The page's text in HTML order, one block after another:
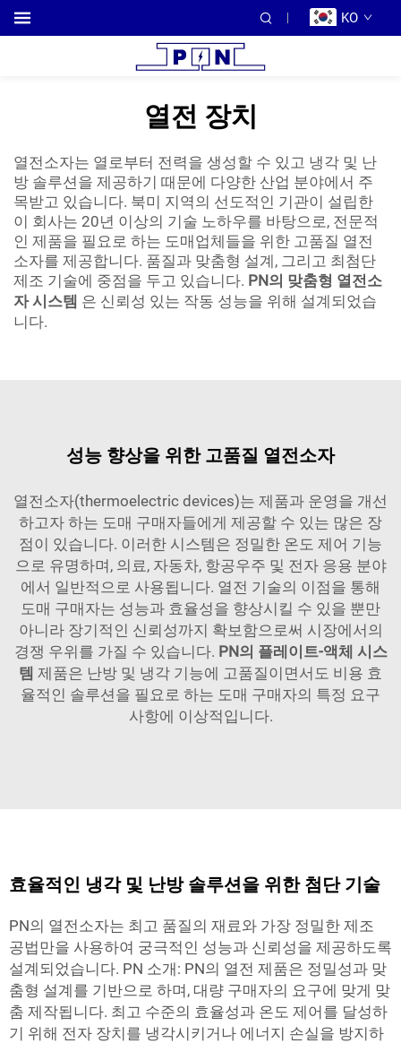
KO
열전 장치
열전소자는 열로부터 전력을 생성할 수 있고 냉각 및 난
방 솔루션을 제공하기 때문에 다양한 산업 분야에서 주
목받고 있습니다. 북미 지역의 선도적인 기관이 설립한
이 회사는 20년 이상의 기술 노하우를 바탕으로, 전문적
인 제품을 필요로 하는 도매업체들을 위한 고품질 열전
소자를 제공합니다. 품질과 맞춤형 설계, 그리고 최첨단
제조 기술에 중점을 두고 있습니다. PN의 맞춤형 열전소
자 시스템 은 신뢰성 있는 작동 성능을 위해 설계되었습
니다.
성능 향상을 위한 고품질 열전소자
열전소자(thermoelectric devices)는 제품과 운영을 개선
하고자 하는 도매 구매자들에게 제공할 수 있는 많은 장
점이 있습니다. 이러한 시스템은 정밀한 온도 제어 기능
으로 유명하며, 의료, 자동차, 항공우주 및 전자 응용 분야
에서 일반적으로 사용됩니다. 열전 기술의 이점을 통해
도매 구매자는 성능과 효율성을 향상시킬 수 있을 뿐만
아니라 장기적인 신뢰성까지 확보함으로써 시장에서의
경쟁 우위를 가질 수 있습니다. PN의 플레이트-액체 시스
템 제품은 난방 및 냉각 기능에 고품질이면서도 비용 효
율적인 솔루션을 필요로 하는 도매 구매자의 특정 요구
사항에 이상적입니다.
효율적인 냉각 및 난방 솔루션을 위한 첨단 기술
PN의 열전소자는 최고 품질의 재료와 가장 정밀한 제조
공법만을 사용하여 궁극적인 성능과 신뢰성을 제공하도록
설계되었습니다. PN 소개: PN의 열전 제품은 정밀성과 맞
춤형 설계를 기반으로 하며, 대량 구매자의 요구에 맞게 맞
춤 제작됩니다. 최고 수준의 효율성과 온도 제어를 달성하
기 위해 전자 장치를 냉각시키거나 에너지 손실을 방지하